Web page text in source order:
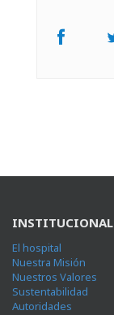
INSTITUCIONAL
El hospital
Nuestra Misión
Nuestros Valores
Sustentabilidad
Autoridades